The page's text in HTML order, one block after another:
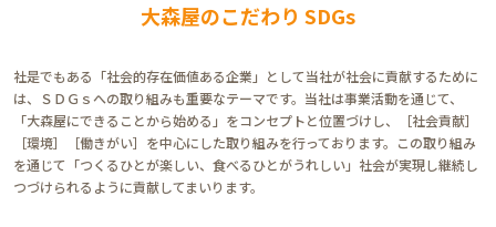
大森屋のこだわり SDGs
社是でもある「社会的存在価値ある企業」として当社が社会に貢献するために
は、ＳＤＧｓへの取り組みも重要なテーマです。当社は事業活動を通じて、
「大森屋にできることから始める」をコンセプトと位置づけし、［社会貢献］
［環境］［働きがい］を中心にした取り組みを行っております。この取り組み
を通じて「つくるひとが楽しい、食べるひとがうれしい」社会が実現し継続し
つづけられるように貢献してまいります。